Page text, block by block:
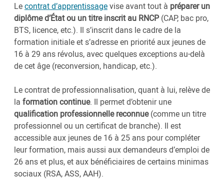
Lecontrat d’apprentissagevise avant tout à préparer un
diplôme d’État ou un titre inscrit au RNCP (CAP, bac pro,
BTS, licence, etc.). Il s’inscrit dans le cadre de la
formation initiale et s’adresse en priorité aux jeunes de
16 à 29 ans révolus, avec quelques exceptions au-delà
de cet âge (reconversion, handicap, etc.).
Le contrat de professionnalisation, quant à lui, relève de
la formation continue. Il permet d’obtenir une
qualification professionnelle reconnue(comme un titre
professionnel ou un certificat de branche). Il est
accessible aux jeunes de 16 à 25 ans pour compléter
leur formation, mais aussi aux demandeurs d’emploi de
26 ans et plus, et aux bénéficiaires de certains minimas
sociaux (RSA, ASS, AAH).